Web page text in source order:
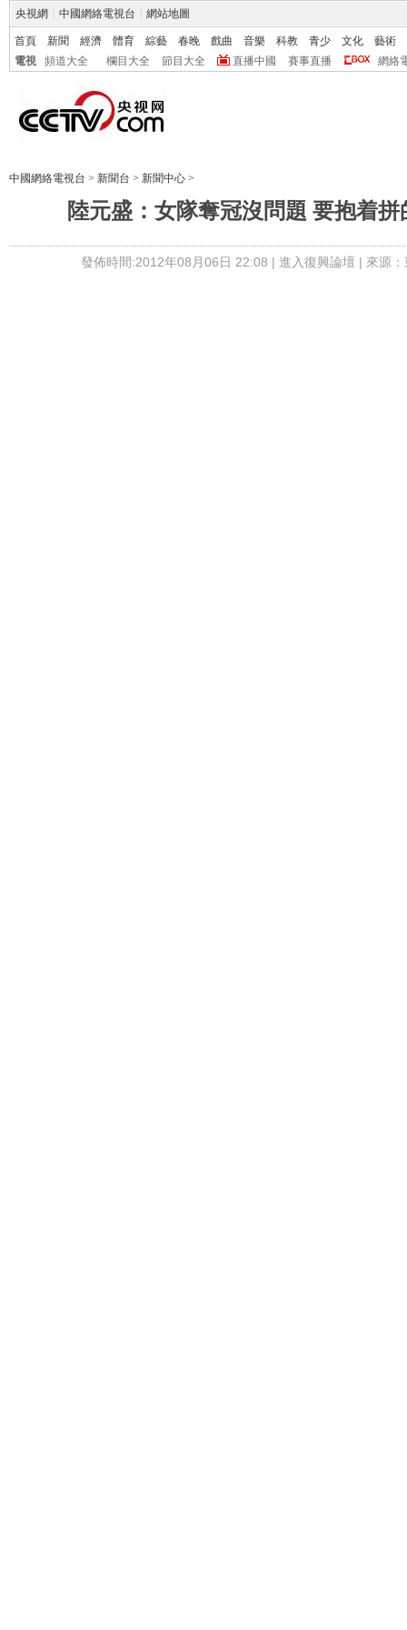
央視網 中國網絡電視台 網站地圖
首頁 新聞 經濟 體育 綜藝 春晚 戲曲 音樂 科教 青少 文化
藝術
電視
頻道大全 欄目大全 節目大全 直播中國 賽事直播 網絡
中國網絡電視台 > 新聞台 > 新聞中心 >
陸元盛：女隊奪冠沒問題 要抱着
發佈時間:2012年08月06日 22:08 | 進入復興論壇 | 來源